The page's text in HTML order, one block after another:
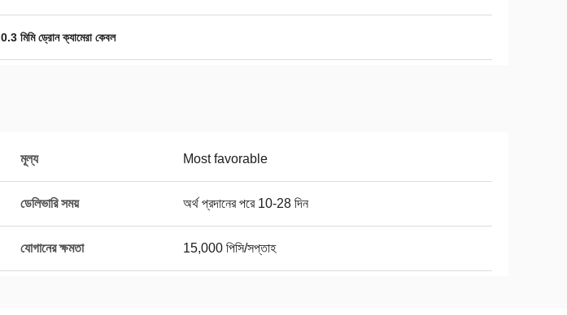
0.3 মিমি ড্রোন ক্যামেরা কেবল
মূল্য Most favorable
ডেলিভারি সময় অর্থ প্রদানের পরে 10-28 দিন
যোগানের ক্ষমতা 15,000 পিসি/সপ্তাহ